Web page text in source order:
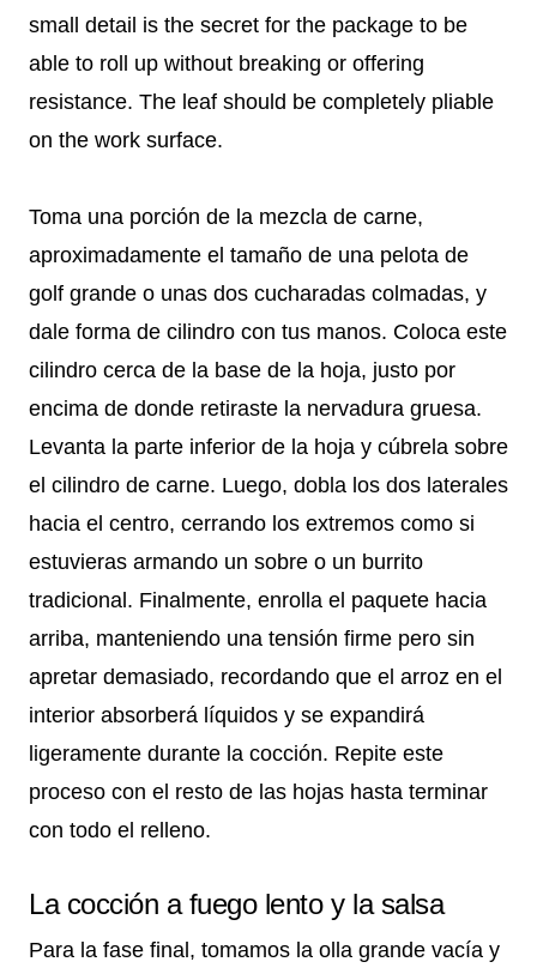
small detail is the secret for the package to be
able to roll up without breaking or offering
resistance. The leaf should be completely pliable
on the work surface.
Toma una porción de la mezcla de carne,
aproximadamente el tamaño de una pelota de
golf grande o unas dos cucharadas colmadas, y
dale forma de cilindro con tus manos. Coloca este
cilindro cerca de la base de la hoja, justo por
encima de donde retiraste la nervadura gruesa.
Levanta la parte inferior de la hoja y cúbrela sobre
el cilindro de carne. Luego, dobla los dos laterales
hacia el centro, cerrando los extremos como si
estuvieras armando un sobre o un burrito
tradicional. Finalmente, enrolla el paquete hacia
arriba, manteniendo una tensión firme pero sin
apretar demasiado, recordando que el arroz en el
interior absorberá líquidos y se expandirá
ligeramente durante la cocción. Repite este
proceso con el resto de las hojas hasta terminar
con todo el relleno.
La cocción a fuego lento y la salsa
Para la fase final, tomamos la olla grande vacía y